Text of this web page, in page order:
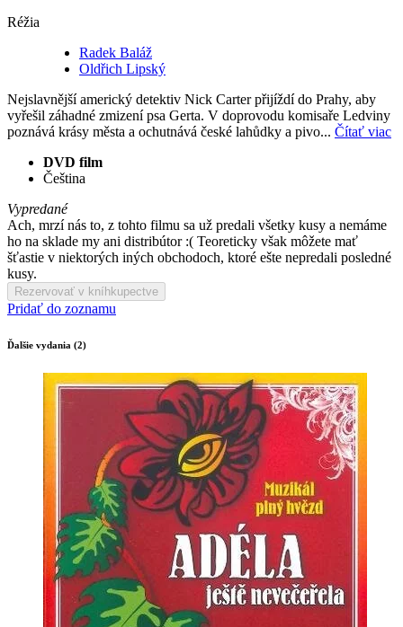
Réžia
Radek Baláž
Oldřich Lipský
Nejslavnější americký detektiv Nick Carter přijíždí do Prahy, aby
vyřešil záhadné zmizení psa Gerta. V doprovodu komisaře Ledviny
poznává krásy města a ochutnává české lahůdky a pivo... Čítať viac
DVD film
Čeština
Vypredané
Ach, mrzí nás to, z tohto filmu sa už predali všetky kusy a nemáme
ho na sklade my ani distribútor :( Teoreticky však môžete mať
šťastie v niektorých iných obchodoch, ktoré ešte nepredali posledné
kusy.
Rezervovať v kníhkupectve
Pridať do zoznamu
Ďalšie vydania (2)